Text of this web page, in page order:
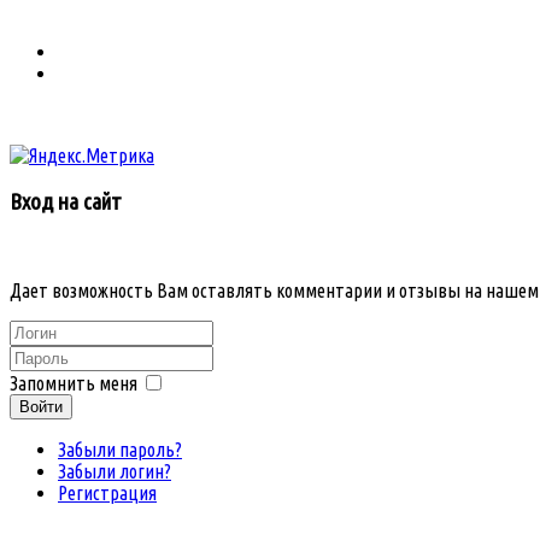
Вход на сайт
Дает возможность Вам оставлять комментарии и отзывы на нашем
Запомнить меня
Войти
Забыли пароль?
Забыли логин?
Регистрация